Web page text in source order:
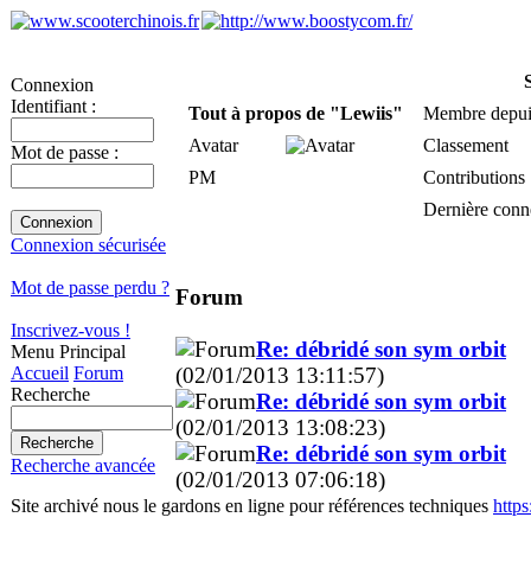
Connexion
Identifiant :
Mot de passe :
Connexion sécurisée
Mot de passe perdu ?
Inscrivez-vous !
Menu Principal
Accueil Forum
Recherche
Recherche avancée
Tout à propos de "Lewiis"
Avatar
PM
Membre
Classement
Contributions
Dernière
Forum
Re: débridé son sym orbit
(02/01/2013 13:11:57)
Re: débridé son sym orbit
(02/01/2013 13:08:23)
Re: débridé son sym orbit
(02/01/2013 07:06:18)
Site archivé nous le gardons en ligne pour références techniques